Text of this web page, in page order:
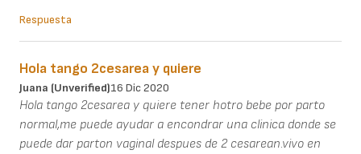
Respuesta
Hola tango 2cesarea y quiere
Juana (unverified)16 Dic 2020
Hola tango 2cesarea y quiere tener hotro bebe por parto
normal,me puede ayudar a encondrar una clinica donde se
puede dar parton vaginal despues de 2 cesarean.vivo en